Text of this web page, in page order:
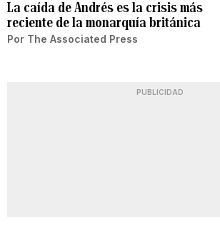
La caída de Andrés es la crisis más
reciente de la monarquía británica
Por The Associated Press
PUBLICIDAD